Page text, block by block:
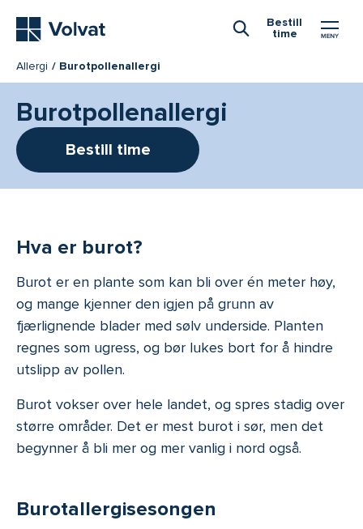
Bestill
time
Allergi Burotpollenallergi
Burotpollenallergi
Bestill time
Hva er burot?
Burot er en plante som kan bli over én meter høy,
og mange kjenner den igjen på grunn av
fjærlignende blader med sølv underside. Planten
regnes som ugress, og bør lukes bort for å hindre
utslipp av pollen.
Burot vokser over hele landet, og spres stadig over
større områder. Det er mest burot i sør, men det
begynner å bli mer og mer vanlig i nord også.
Burotallergisesongen